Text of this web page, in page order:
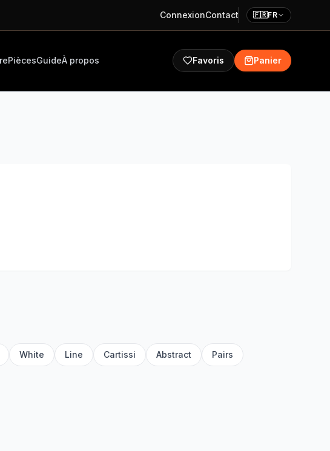
ConnexionContact 🇫🇷FR
PiècesGuideÀ propos Favoris Panier
White Line Cartissi Abstract Pairs